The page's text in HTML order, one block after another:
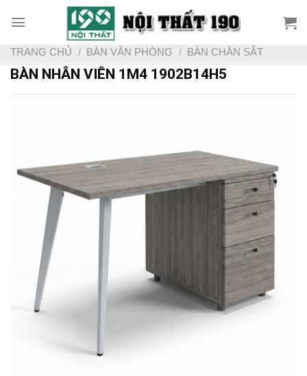
TRANG CHỦ / BÀN VĂN PHÒNG / BÀN CHÂN SẮT
BÀN NHÂN VIÊN 1M4 1902B14H5